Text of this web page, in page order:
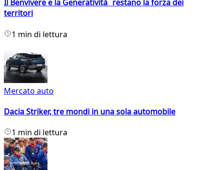
Il Benvivere e la Generatività restano la forza dei
territori
1 min di lettura
Mercato auto
Dacia Striker, tre mondi in una sola automobile
1 min di lettura